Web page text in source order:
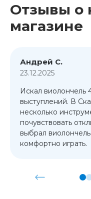
Отзывы о
магазине
Андрей С.
23.12.2025
Искал виолончель
выступлений. В
несколько
почувствовать
выбрал
комфортно играть.